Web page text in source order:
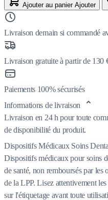
Ajouter au panier Ajouter
Livraison demain si commandé
Livraison gratuite à partir de 130
Paiements 100% sécurisés
Informations de livraison
Livraison en 24 h pour toute
de disponibilité du produit.
Dispositifs Médicaux Soins
Dispositifs médicaux pour soins
de santé, non remboursés par les
de la LPP. Lisez attentivement
sur l'étiquetage avant toute